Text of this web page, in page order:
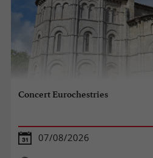
Concert Eurochestries
07/08/2026